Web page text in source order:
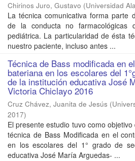
Chirinos Juro, Gustavo (Universidad
La técnica comunicativa forma parte
de la conducta no farmacológicas
pediátrica. La particularidad de ésta
nuestro paciente, incluso antes ...
Técnica de Bass modificada en
bateriana en los escolares del
de la institución educativa José
Victoria Chiclayo 2016
Cruz Chávez, Juanita de Jesús (
2017)
El presente estudio tuvo como
técnica de Bass Modificada en el
en los escolares del 1° grado de
educativa José María Arguedas- ...